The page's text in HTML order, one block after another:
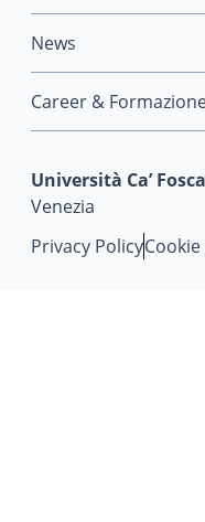
News
Career &
Università Ca’
Venezia
Privacy Policy